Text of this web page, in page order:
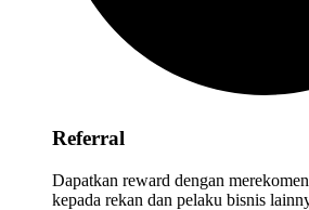
Referral
Dapatkan reward dengan
kepada rekan dan pelaku bisnis